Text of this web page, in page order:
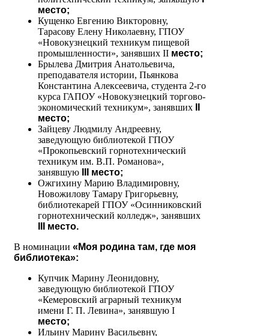
место;
Кущенко Евгению Викторовну,
Тарасову Елену Николаевну, ГПОУ
«Новокузнецкий техникум пищевой
промышленности», занявших II место;
Брылева Дмитрия Анатольевича,
преподавателя истории, Пьянкова
Константина Алексеевича, студента 2-го
курса ГАПОУ «Новокузнецкий торгово-
экономический техникум», занявших
место;
Зайцеву Людмилу Андреевну,
заведующую библиотекой ГПОУ
«Прокопьевский горнотехнический
техникум им. В.П. Романова»,
занявшую
III место;
Ожгихину Марию Владимировну,
Новожилову Тамару Григорьевну,
библиотекарей ГПОУ «Осинниковский
горнотехнический колледж», занявших
III место.
В номинации «Моя родина там, где моя
библиотека»:
Купчик Марину Леонидовну,
заведующую библиотекой ГПОУ
«Кемеровский аграрный техникум
имени Г. П. Левина», занявшую I
место;
Ильину Марину Васильевну,